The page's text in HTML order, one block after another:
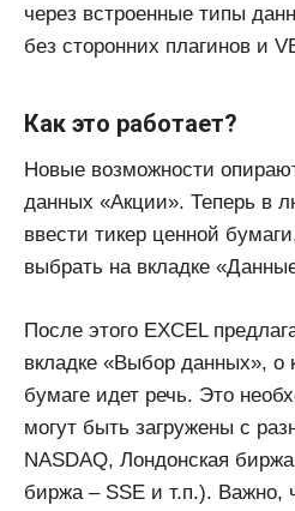
через встроенные типы
без сторонних плагинов и
Как это работает?
Новые возможности
данных «Акции». Теперь в
ввести тикер ценной
выбрать на вкладке
После этого EXCEL
вкладке «Выбор данных», о
бумаге идет речь. Это
могут быть загружены с
NASDAQ, Лондонская
биржа – SSE и т.п.). Важно,